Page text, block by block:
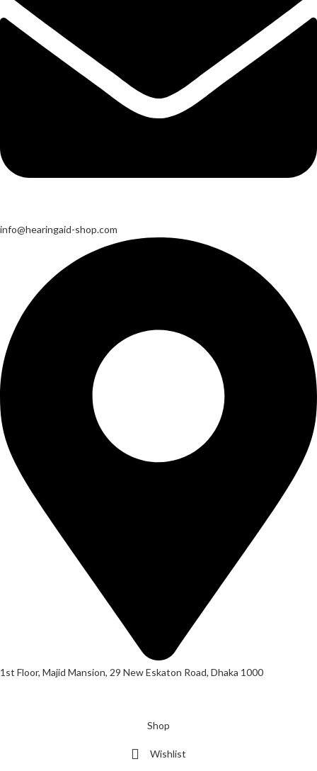
info@hearingaid-shop.com
1st Floor, Majid Mansion, 29 New Eskaton Road, Dhaka 1000
Shop
Wishlist